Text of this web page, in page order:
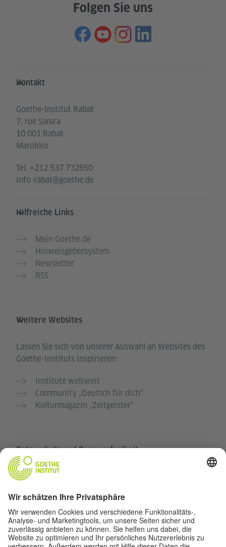
Folgen Sie uns
Service- und Informationsbereich
Kontakt
Goethe-Institut Rabat
7, rue Sana'a
10 001 Rabat
Marokko
Tel. +212 537 732650
info-rabat@goethe.de
Hilfreiche Links
Mein Goethe.de
Hinweisgebersystem
Newsletter
RSS
Weitere Websites
Lassen Sie sich von unserer Auswahl an Websites des
Goethe-Instituts inspirieren:
Institute weltweit
Community „Deutsch für dich“
Kulturmagazin „Zeitgeister"
Datenschutz und Barrierefreiheit
Diese Website soll für möglichst viele Menschen
Daten verwenden wir gemäß unserer
Datenschutzrichtlinie.
Privatsphäre-Einstellungen